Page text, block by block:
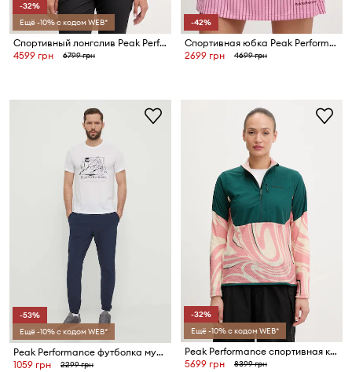
-32%
Ещё -10% с кодом WEB*
Спортивный лонгслив Peak Performance Trail
4599 грн
6799 грн
-42%
Спортивная юбка Peak Performance
2699 грн
4699 грн
-53%
Ещё -10% с кодом WEB*
Peak Performance футболка мужская Explore Graphic
1059 грн
2299 грн
-32%
Ещё -10% с кодом WEB*
Peak Performance спортивная кофта для женщин из флиса Freelight Alpha
5699 грн
8399 грн